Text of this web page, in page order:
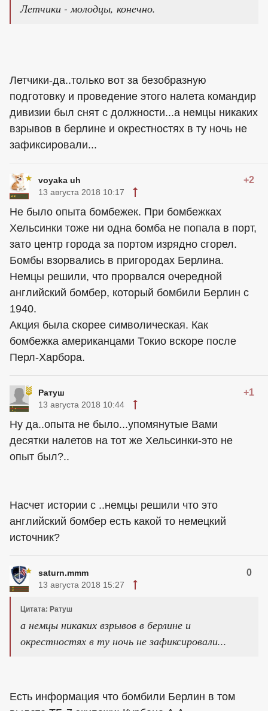
Летчики - молодцы, конечно.
Летчики-да..только вот за безобразную
подготовку и проведение этого налета командир
дивизии был снят с должности...а немцы никаких
взрывов в берлине и окрестностях в ту ночь не
зафиксировали...
voyaka uh +2
13 августа 2018 10:17
Не было опыта бомбежек. При бомбежках
Хельсинки тоже ни одна бомба не попала в порт,
зато центр города за портом изрядно сгорел.
Бомбы взорвались в пригородах Берлина.
Немцы решили, что прорвался очередной
английский бомбер, который бомбили Берлин с
1940.
Акция была скорее символическая. Как
бомбежка американцами Токио вскоре после
Перл-Харбора.
Ратуш +1
13 августа 2018 10:44
Ну да..опыта не было...упомянутые Вами
десятки налетов на тот же Хельсинки-это не
опыт был?..
Насчет истории с ..немцы решили что это
английский бомбер есть какой то немецкий
источник?
saturn.mmm 0
13 августа 2018 15:27
Цитата: Ратуш
а немцы никаких взрывов в берлине и
окрестностях в ту ночь не зафиксировали...
Есть информация что бомбили Берлин в том